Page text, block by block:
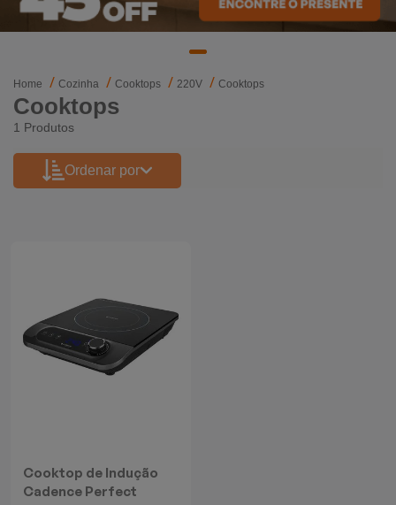
Home Cozinha Cooktops 220V Cooktops
Cooktops
1 Produtos
Ordenar por
Cooktop de Indução
Cadence Perfect
Mixers
Coifas
Panelas Elétricas
Bebedouros